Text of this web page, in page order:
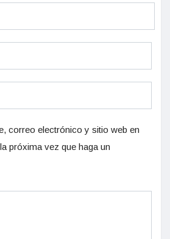
correo electrónico y sitio web en
próxima vez que haga un